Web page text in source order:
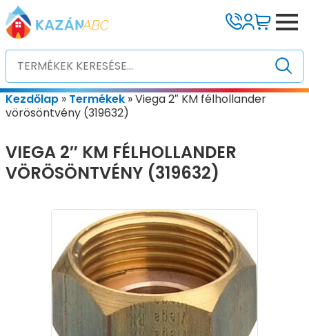
Kezdőlap » Termékek »Viega 2″ KM félhollander
vörösöntvény (319632)
VIEGA 2″ KM FÉLHOLLANDER
VÖRÖSÖNTVÉNY (319632)